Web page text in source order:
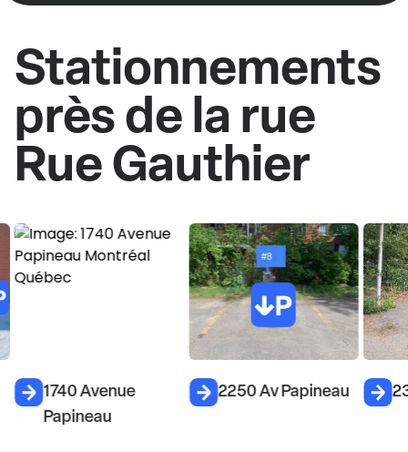
Stationnements
près de la rue
Rue Gauthier
1740 Avenue
Papineau
2250 Av Papineau